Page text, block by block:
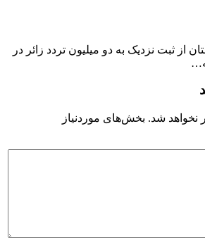
از ثبت نزدیک به دو میلیون تردد زائر در
نخواهد شد. بخش‌های موردنیاز